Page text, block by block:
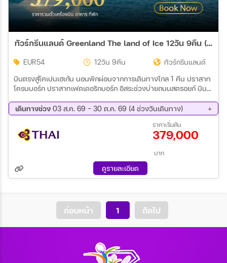
เฉพาะเดือน
เฉพาะเทศกาล
ทัวร์กรีนแลนด์ Greenland The land of Ice 12วัน 9คืน (TG)
EUR54 12วัน 9คืน
ทัวร์กรีนแลนด์
บินตรงสู่โคเปนเฮเก้น นอนพักผ่อนจากการเดินทางไกล 1 คืน ปราสาท
โครนบอร์ก ปราสาทเฟดเดอริกบอร์ก อิสระช่วงบ่ายถนนสตรอยก์ บิน
CAP POINT 660 อิลลูลิทแซท ล่องเรือชมภูเขาน้ำแข็ง (ICE BERG) ล่า
แสงเหนือ Hiking “The World Heritage Trail” เที่ยวชมเมือง
Ilulissat นุก เที่ยวชมเมืองหลวง พิพิธภัณฑ์แห่งชาติ ล่องฟยอร์ดน้ำ
เดินทางช่วง 03 ส.ค. 69 - 30 ต.ค. 69 (4 ช่วงวันเดินทาง)
14 ก.ย. 69 - 25 ก.ย. 69
05 ต.ค. 69 - 10 ต.ค. 69
19 ต.ค. 69 - 30 ต.ค. 69
ราคาเริ่มต้น
379,000
บาท
ดูรายละเอียด
ก่อนหน้า 1 ถัดไป